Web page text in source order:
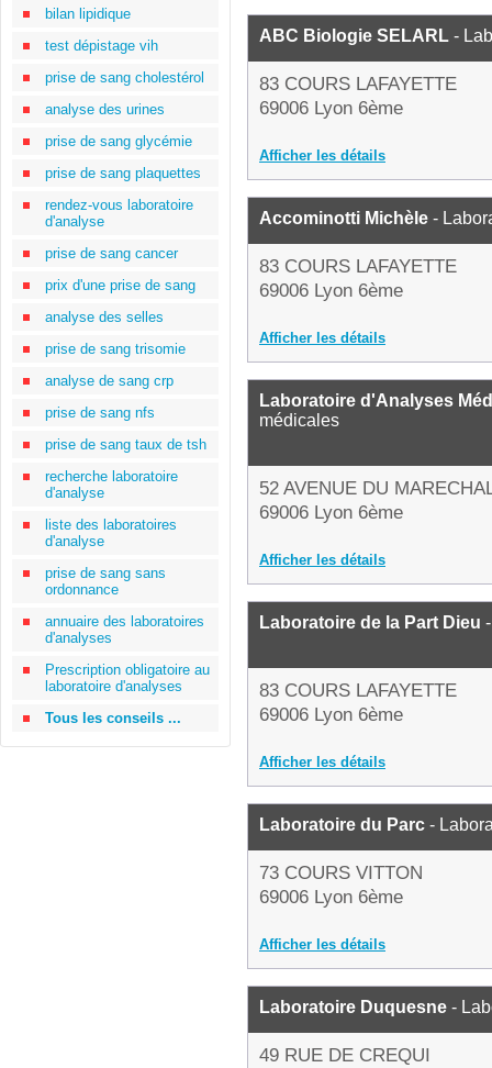
bilan lipidique
test dépistage vih
prise de sang cholestérol
analyse des urines
prise de sang glycémie
prise de sang plaquettes
rendez-vous laboratoire
d'analyse
prise de sang cancer
prix d'une prise de sang
analyse des selles
prise de sang trisomie
analyse de sang crp
prise de sang nfs
prise de sang taux de tsh
recherche laboratoire
d'analyse
liste des laboratoires
d'analyse
prise de sang sans
ordonnance
annuaire des laboratoires
d'analyses
Prescription obligatoire au
laboratoire d'analyses
Tous les conseils ...
ABC Biologie SELARL -
83 COURS LAFAYETTE
69006 Lyon 6ème
Afficher les détails
Accominotti Michèle -
83 COURS LAFAYETTE
69006 Lyon 6ème
Afficher les détails
Laboratoire d'Analyses
médicales
52 AVENUE DU
69006 Lyon 6ème
Afficher les détails
Laboratoire de la Part Dieu
83 COURS LAFAYETTE
69006 Lyon 6ème
Afficher les détails
Laboratoire du Parc -
73 COURS VITTON
69006 Lyon 6ème
Afficher les détails
Laboratoire Duquesne -
49 RUE DE CREQUI